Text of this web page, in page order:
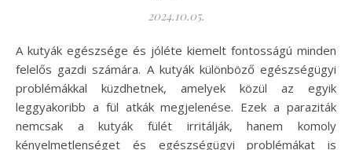
2024.10.05.
A kutyák egészsége és jóléte kiemelt fontosságú minden
felelős gazdi számára. A kutyák különböző egészségügyi
problémákkal küzdhetnek, amelyek közül az egyik
leggyakoribb a fül atkák megjelenése. Ezek a paraziták
nemcsak a kutyák fülét irritálják, hanem komoly
kényelmetlenséget és egészségügyi problémákat is